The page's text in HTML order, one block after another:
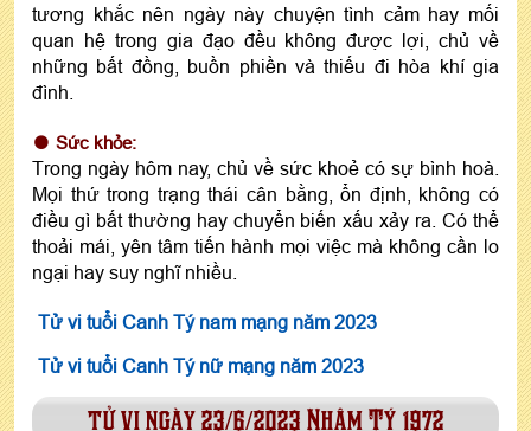
tương khắc nên ngày này chuyện tình cảm hay mối
quan hệ trong gia đạo đều không được lợi, chủ về
những bất đồng, buồn phiền và thiếu đi hòa khí gia
đình.
Sức khỏe:
Trong ngày hôm nay, chủ về sức khoẻ có sự bình hoà.
Mọi thứ trong trạng thái cân bằng, ổn định, không có
điều gì bất thường hay chuyển biến xấu xảy ra. Có thể
thoải mái, yên tâm tiến hành mọi việc mà không cần lo
ngại hay suy nghĩ nhiều.
Tử vi tuổi Canh Tý nam mạng năm 2023
Tử vi tuổi Canh Tý nữ mạng năm 2023
tử vi ngày 23/6/2023 Nhâm Tý 1972